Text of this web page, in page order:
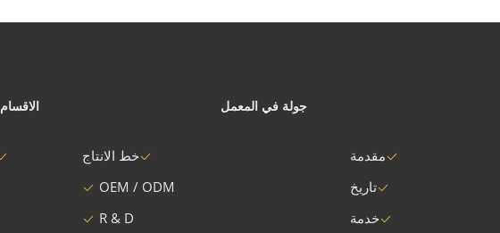
الاقسام جولة في المعمل
خط الانتاج
OEM / ODM
R & D
مقدمة
تاريخ
خدمة